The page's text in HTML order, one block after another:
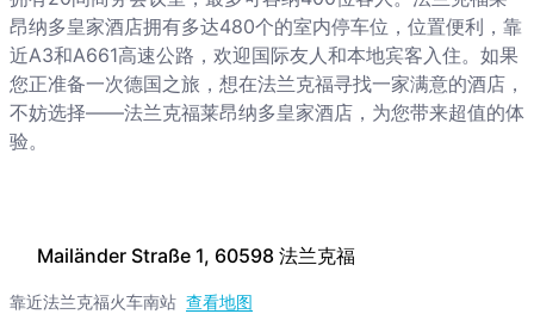
Mailänder Straße 1, 60598 法兰克福
靠近法兰克福火车南站 查看地图
昂纳多皇家酒店拥有多达480个的室内停车位，位置便利，靠
近A3和A661高速公路，欢迎国际友人和本地宾客入住。如果
您正准备一次德国之旅，想在法兰克福寻找一家满意的酒店，
不妨选择——法兰克福莱昂纳多皇家酒店，为您带来超值的体
验。